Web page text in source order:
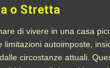
o Stretta
di vivere in una casa
limitazioni autoimposte,
circostanze attuali.